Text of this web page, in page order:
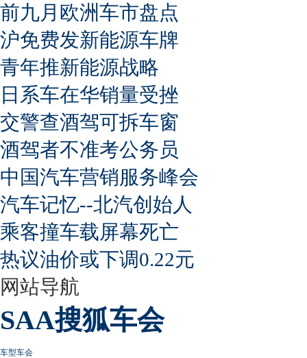
前九月欧洲车市盘点
沪免费发新能源车牌
青年推新能源战略
日系车在华销量受挫
交警查酒驾可拆车窗
酒驾者不准考公务员
中国汽车营销服务峰会
汽车记忆--北汽创始人
乘客撞车载屏幕死亡
热议油价或下调0.22元
网站导航
SAA搜狐车会
车型车会